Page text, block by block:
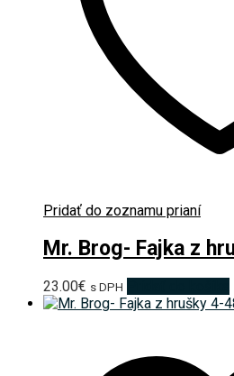
Pridať do zoznamu prianí
Mr. Brog- Fajka z
23.00€ s DPH